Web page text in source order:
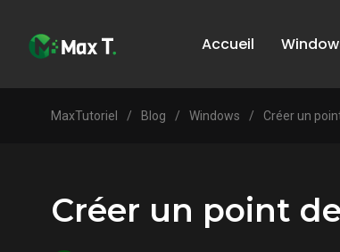
Accueil
MaxTutoriel / Blog / Windows / Créer un
Créer un point